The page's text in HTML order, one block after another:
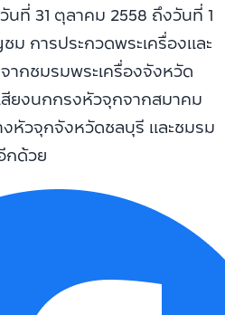
ที่ 31 ตุลาคม 2558 ถึงวันที่ 1
การประกวดพระเครื่องและ
ากชมรมพระเครื่องจังหวัด
ยงนกกรงหัวจุกจากสมาคม
หัวจุกจังหวัดชลบุรี และชมรม
กด้วย